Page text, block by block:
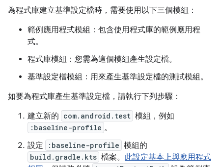
為程式庫建立基準設定檔時，需要使用以下三個模組：
範例應用程式模組：包含使用程式庫的範例應用程
式。
程式庫模組：您需為這個模組產生設定檔。
基準設定檔模組：用來產生基準設定檔的測試模組。
如要為程式庫產生基準設定檔，請執行下列步驟：
建立新的 com.android.test 模組，例如
:baseline-profile 。
設定
:baseline-profile 模組的
build.gradle.kts 檔案。 此設定基本上與應用程式